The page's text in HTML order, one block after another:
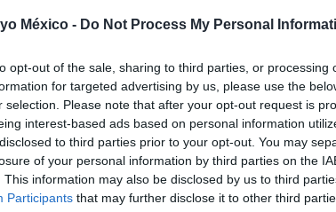
México - Do Not Process My Personal
opt-out of the sale, sharing to third parties, or processing
for targeted advertising by us, please use the
selection. Please note that after your opt-out request is
interest-based ads based on personal information
to third parties prior to your opt-out. You may
of your personal information by third parties on the
This information may also be disclosed by us to third
Participants that may further disclose it to other third